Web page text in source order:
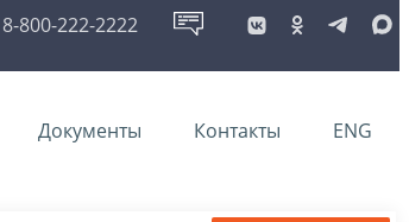
8-800-222-2222
Документы Контакты ENG